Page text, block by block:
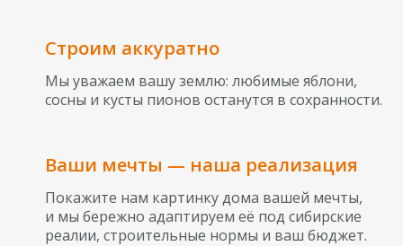
Строим аккуратно
Мы уважаем вашу землю: любимые яблони,
сосны и кусты пионов останутся в сохранности.
Ваши мечты — наша реализация
Покажите нам картинку дома вашей мечты,
и мы бережно адаптируем её под сибирские
реалии, строительные нормы и ваш бюджет.